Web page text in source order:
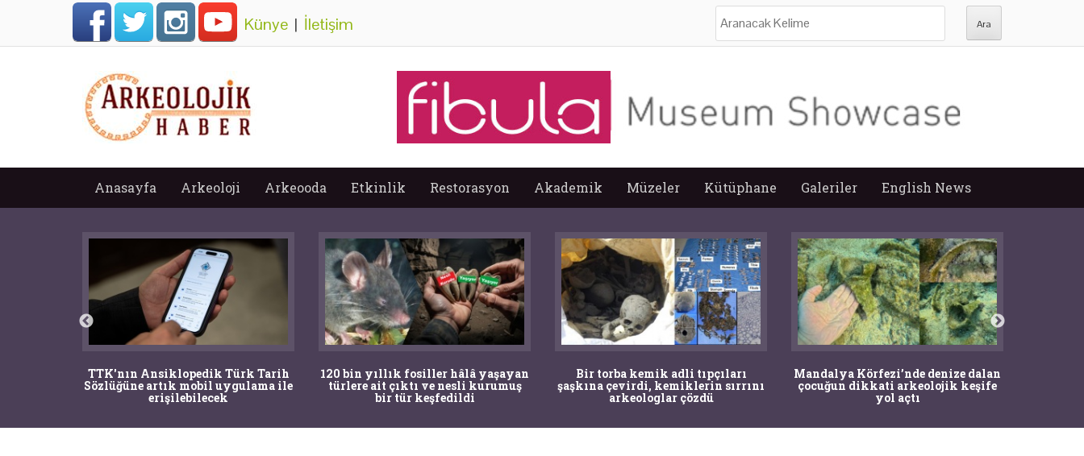
Künye | İletişim
Anasayfa Arkeoloji Arkeooda Etkinlik Restorasyon Akademik Müzeler Kütüphane Galeriler English News
TTK'nın Ansiklopedik Türk Tarih
Sözlüğüne artık mobil uygulama ile
erişilebilecek
120 bin yıllık fosiller hâlâ yaşayan
türlere ait çıktı ve nesli kurumuş
bir tür keşfedildi
Bir torba kemik adli tıpçıları
şaşkına çevirdi, kemiklerin sırrını
arkeologlar çözdü
Mandalya Körfezi’nde denize dalan
çocuğun dikkati arkeolojik keşife
yol açtı